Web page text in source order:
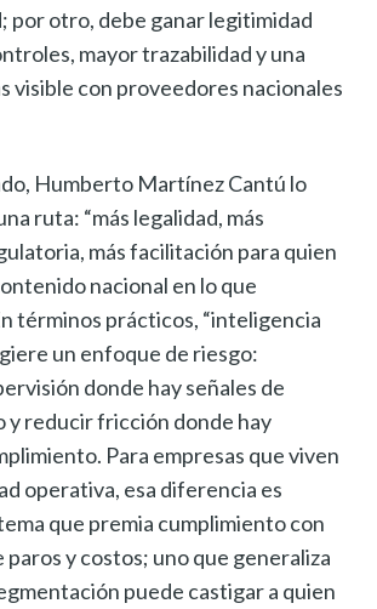
por otro, debe ganar legitimidad
mayor trazabilidad y una
visible con proveedores nacionales
Humberto Martínez Cantú lo
ruta: “más legalidad, más
más facilitación para quien
nacional en lo que
términos prácticos, “inteligencia
un enfoque de riesgo:
donde hay señales de
y reducir fricción donde hay
Para empresas que viven
operativa, esa diferencia es
que premia cumplimiento con
paros y costos; uno que generaliza
puede castigar a quien